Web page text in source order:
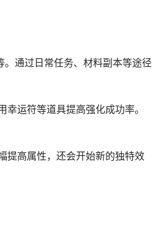
通过日常任务、材料副本等途径
运符等道具提高强化成功率。
提高属性，还会开始新的独特效